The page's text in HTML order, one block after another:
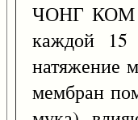
ЧОНГ КОМ -
каждой 15
натяжение
мембран